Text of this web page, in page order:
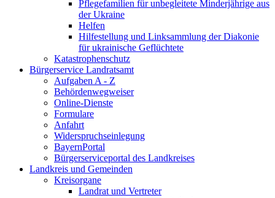
Pflegefamilien für unbegleitete Minderjährige aus
der Ukraine
Helfen
Hilfestellung und Linksammlung der Diakonie
für ukrainische Geflüchtete
Katastrophenschutz
Bürgerservice Landratsamt
Aufgaben A - Z
Behördenwegweiser
Online-Dienste
Formulare
Anfahrt
Widerspruchseinlegung
BayernPortal
Bürgerserviceportal des Landkreises
Landkreis und Gemeinden
Kreisorgane
Landrat und Vertreter